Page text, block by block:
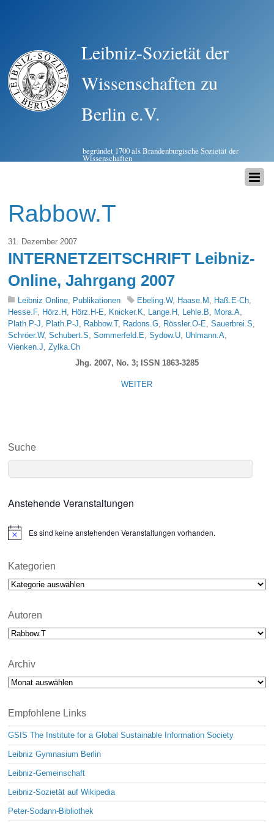
Leibniz-Sozietät der
Wissenschaften zu
Berlin e.V.
begründet 1700 als Brandenburgische Sozietät der
Wissenschaften
Rabbow.T
31. Dezember 2007
INTERNETZEITSCHRIFT Leibniz-
Online, Jahrgang 2007
Leibniz Online, Publikationen Ebeling.W, Haase.M , Haß.E-Ch,
Hesse.F, Hörz.H , Hörz.H-E, Knicker.K, Lange.H , Lehle.B, Mora.A,
Plath.P-J, Plath.P-J, Rabbow.T, Radons.G, Rössler.O-E,Sauerbrei.S,
Schröer.W,Schubert.S,Sommerfeld.E,Sydow.U, Uhlmann.A,
Vienken.J,Zylka.Ch
Jhg. 2007, No. 3; ISSN 1863-3285
WEITER
Suche
Anstehende Veranstaltungen
N
i
e
Es sind keine anstehenden Veranstaltungen vorhanden.
Kategorien
Kategorien
Autoren
Archiv
Archiv
Empfohlene Links
GSIS The Institute for a Global Sustainable Information Society
Leibniz Gymnasium Berlin
Leibniz-Gemeinschaft
Leibniz-Sozietät auf Wikipedia
Peter-Sodann-Bibliothek